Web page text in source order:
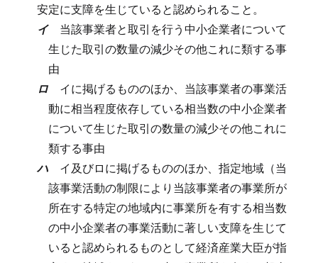
安定に支障を生じていると認められること。
イ 当該事業者と取引を行う中小企業者について
生じた取引の数量の減少その他これに類する事
由
ロ イに掲げるもののほか、当該事業者の事業活
動に相当程度依存している相当数の中小企業者
について生じた取引の数量の減少その他これに
類する事由
ハ イ及びロに掲げるもののほか、指定地域（当
該事業活動の制限により当該事業者の事業所が
所在する特定の地域内に事業所を有する相当数
の中小企業者の事業活動に著しい支障を生じて
いると認められるものとして経済産業大臣が指